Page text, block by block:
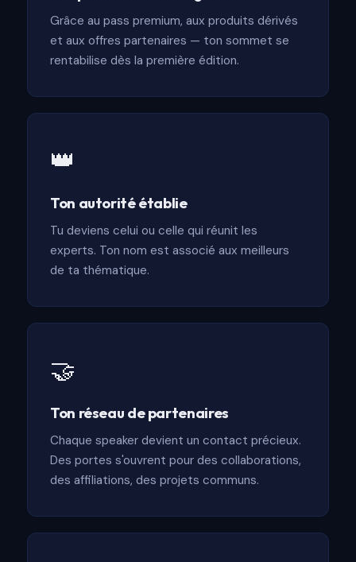
Grâce au pass premium, aux produits dérivés
et aux offres partenaires — ton sommet se
rentabilise dès la première édition.
👑
Ton autorité établie
Tu deviens celui ou celle qui réunit les
experts. Ton nom est associé aux meilleurs
de ta thématique.
🤝
Ton réseau de partenaires
Chaque speaker devient un contact précieux.
Des portes s'ouvrent pour des collaborations,
des affiliations, des projets communs.